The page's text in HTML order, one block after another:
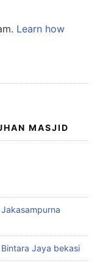
Learn how
MASJID
Jaya bekasi